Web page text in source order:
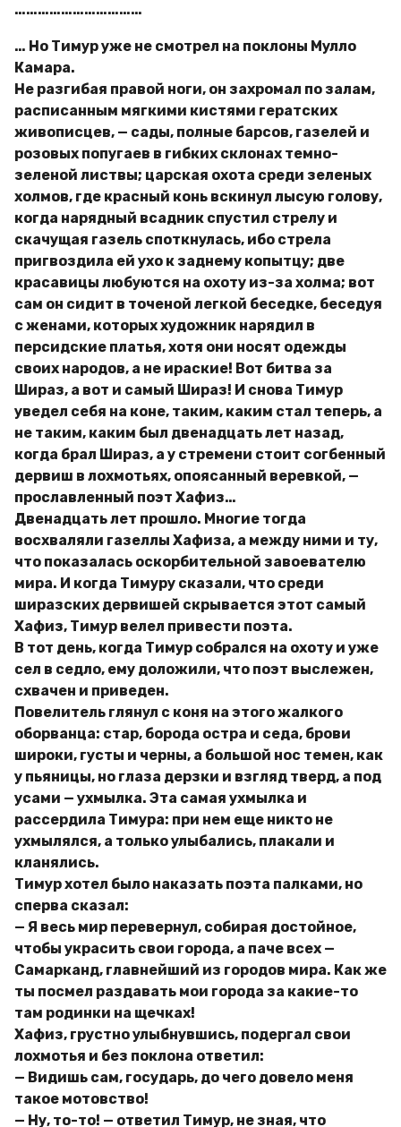
……………………………
… Но Тимур уже не смотрел на поклоны Мулло
Камара.
Не разгибая правой ноги, он захромал по залам,
расписанным мягкими кистями гератских
живописцев, — сады, полные барсов, газелей и
розовых попугаев в гибких склонах темно-
зеленой листвы; царская охота среди зеленых
холмов, где красный конь вскинул лысую голову,
когда нарядный всадник спустил стрелу и
скачущая газель споткнулась, ибо стрела
пригвоздила ей ухо к заднему копытцу; две
красавицы любуются на охоту из-за холма; вот
сам он сидит в точеной легкой беседке, беседуя
с женами, которых художник нарядил в
персидские платья, хотя они носят одежды
своих народов, а не ираские! Вот битва за
Шираз, а вот и самый Шираз! И снова Тимур
уведел себя на коне, таким, каким стал теперь, а
не таким, каким был двенадцать лет назад,
когда брал Шираз, а у стремени стоит согбенный
дервиш в лохмотьях, опоясанный веревкой, —
прославленный поэт Хафиз…
Двенадцать лет прошло. Многие тогда
восхваляли газеллы Хафиза, а между ними и ту,
что показалась оскорбительной завоевателю
мира. И когда Тимуру сказали, что среди
ширазских дервишей скрывается этот самый
Хафиз, Тимур велел привести поэта.
В тот день, когда Тимур собрался на охоту и уже
сел в седло, ему доложили, что поэт выслежен,
схвачен и приведен.
Повелитель глянул с коня на этого жалкого
оборванца: стар, борода остра и седа, брови
широки, густы и черны, а большой нос темен, как
у пьяницы, но глаза дерзки и взгляд тверд, а под
усами — ухмылка. Эта самая ухмылка и
рассердила Тимура: при нем еще никто не
ухмылялся, а только улыбались, плакали и
кланялись.
Тимур хотел было наказать поэта палками, но
сперва сказал:
— Я весь мир перевернул, собирая достойное,
чтобы украсить свои города, а паче всех —
Самарканд, главнейший из городов мира. Как же
ты посмел раздавать мои города за какие-то
там родинки на щечках!
Хафиз, грустно улыбнувшись, подергал свои
лохмотья и без поклона ответил:
— Видишь сам, государь, до чего довело меня
такое мотовство!
— Ну, то-то! — ответил Тимур, не зная, что